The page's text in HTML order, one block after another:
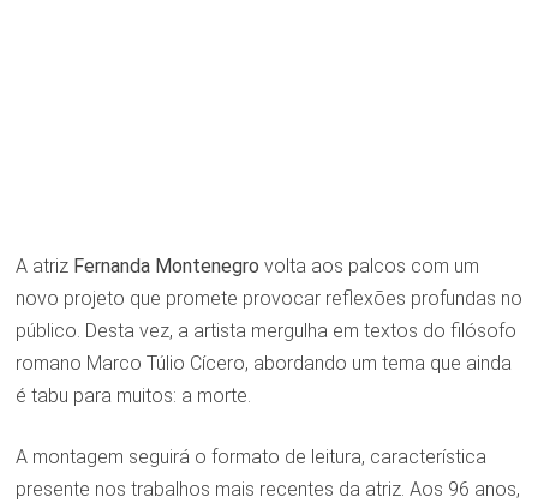
A atriz Fernanda Montenegro volta aos palcos com um
novo projeto que promete provocar reflexões profundas no
público. Desta vez, a artista mergulha em textos do filósofo
romano Marco Túlio Cícero, abordando um tema que ainda
é tabu para muitos: a morte.
A montagem seguirá o formato de leitura, característica
presente nos trabalhos mais recentes da atriz. Aos 96 anos,